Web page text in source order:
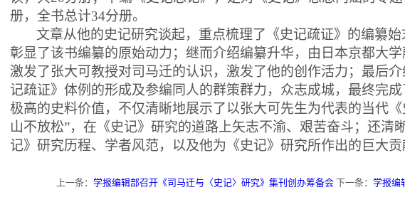
册，全书总计34分册。
文章从他的史记研究谈起，重点梳理了《史记疏证》的编纂始
彰显了该书编纂的原始动力；继而介绍编纂升华，由日本京都大
激发了张大可教授对司马迁的认识，激发了他的创作活力；最后
记疏证》体例的形成及参编同人的群策群力，众志成城，最终完
极高的史料价值，不仅清晰地展示了以张大可先生为代表的当代
山不放松”，在《史记》研究的道路上矢志不渝、艰苦奋斗；还清
记》研究历程、学者风范，以及他为《史记》研究所作出的巨大贡
上一条： 学报编辑部召开《司马迁与〈史记〉研究》集刊创办筹备会 下一条： 学报编